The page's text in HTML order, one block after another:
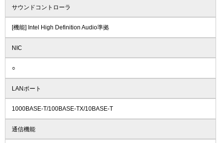
サウンドコントローラ
[機能] Intel High Definition Audio準拠
NIC
○
LANポート
1000BASE-T/100BASE-TX/10BASE-T
通信機能